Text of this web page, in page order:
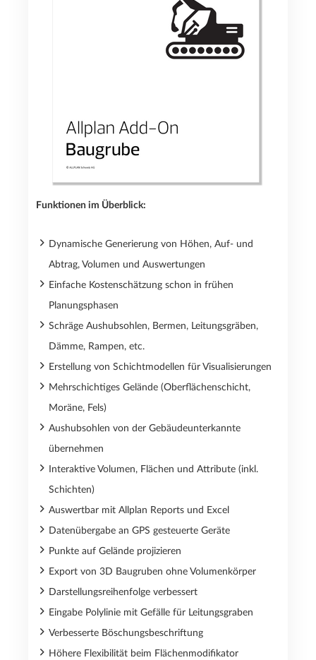
Funktionen im Überblick:
Dynamische Generierung von Höhen, Auf- und
Abtrag, Volumen und Auswertungen
Einfache Kostenschätzung schon in frühen
Planungsphasen
Schräge Aushubsohlen, Bermen, Leitungsgräben,
Dämme, Rampen, etc.
Erstellung von Schichtmodellen für Visualisierungen
Mehrschichtiges Gelände (Oberflächenschicht,
Moräne, Fels)
Aushubsohlen von der Gebäudeunterkannte
übernehmen
Interaktive Volumen, Flächen und Attribute (inkl.
Schichten)
Auswertbar mit Allplan Reports und Excel
Datenübergabe an GPS gesteuerte Geräte
Punkte auf Gelände projizieren
Export von 3D Baugruben ohne Volumenkörper
Darstellungsreihenfolge verbessert
Eingabe Polylinie mit Gefälle für Leitungsgraben
Verbesserte Böschungsbeschriftung
Höhere Flexibilität beim Flächenmodifikator